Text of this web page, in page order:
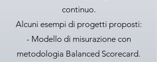
continuo.
Alcuni esempi di progetti proposti:
- Modello di misurazione con
metodologia Balanced Scorecard.